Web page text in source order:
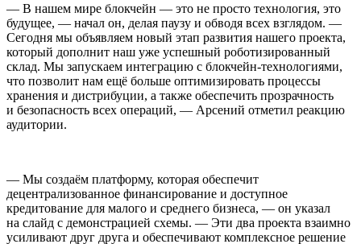
— В нашем мире блокчейн — это не просто технология, это
будущее, — начал он, делая паузу и обводя всех взглядом. —
Сегодня мы объявляем новый этап развития нашего проекта,
который дополнит наш уже успешный роботизированный
склад. Мы запускаем интеграцию с блокчейн-технологиями,
что позволит нам ещё больше оптимизировать процессы
хранения и дистрибуции, а также обеспечить прозрачность
и безопасность всех операций, — Арсений отметил реакцию
аудитории.
— Мы создаём платформу, которая обеспечит
децентрализованное финансирование и доступное
кредитование для малого и среднего бизнеса, — он указал
на слайд с демонстрацией схемы. — Эти два проекта взаимно
усиливают друг друга и обеспечивают комплексное решение